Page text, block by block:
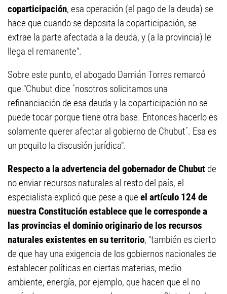
coparticipación, esa operación (el pago de la deuda) se
hace que cuando se deposita la coparticipación, se
extrae la parte afectada a la deuda, y (a la provincia) le
llega el remanente".
Sobre este punto, el abogado Damián Torres remarcó
que "Chubut dice ´nosotros solicitamos una
refinanciación de esa deuda y la coparticipación no se
puede tocar porque tiene otra base. Entonces hacerlo es
solamente querer afectar al gobierno de Chubut´. Esa es
un poquito la discusión jurídica".
Respecto a la advertencia del gobernador de Chubut de
no enviar recursos naturales al resto del país, el
especialista explicó que pese a que el artículo 124 de
nuestra Constitución establece que le corresponde a
las provincias el dominio originario de los recursos
naturales existentes en su territorio, "también es cierto
de que hay una exigencia de los gobiernos nacionales de
establecer políticas en ciertas materias, medio
ambiente, energía, por ejemplo, que hacen que el no